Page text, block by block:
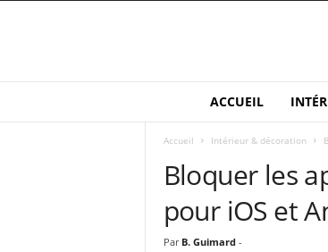
ACCUEIL
Accueil Intérieur & décoration
Bloquer les
pour iOS et
Par B. Guimard-